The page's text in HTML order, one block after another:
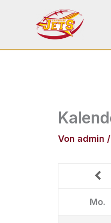
Von admin /
Mo.